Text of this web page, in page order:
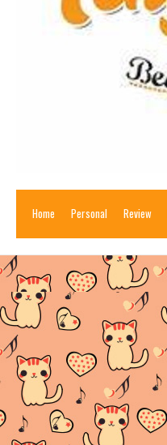
Home Personal Review